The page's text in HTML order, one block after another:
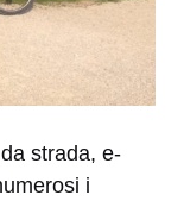
strada, e-
i